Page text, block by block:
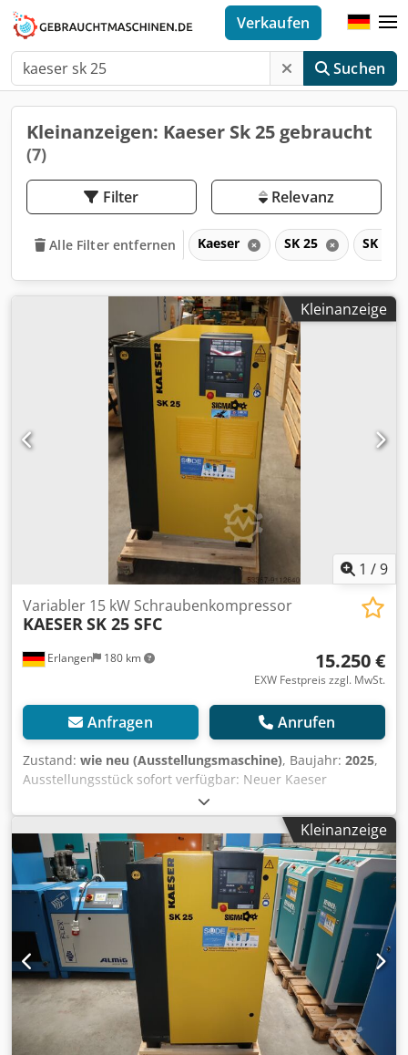
Suchen
Verkaufen
Kleinanzeigen: Kaeser Sk 25 gebraucht
(7)
Filter Relevanz
Alle Filter entfernen Kaeser SK 25 SK
Kleinanzeige
1 /9
Erlangen 180 km
Variabler 15 kW Schraubenkompressor
KAESERSK 25 SFC
15.250 €
EXW Festpreis zzgl. MwSt.
Anfragen Anrufen
Zustand: wie neu (Ausstellungsmaschine), Baujahr: 2025,
Ausstellungsstück sofort verfügbar: Neuer Kaeser
frequenzgeregelter SK 25 SFC - 10 bar
Schraubenkompressor Druck: 10 bar Nennleistung: 15 kW
Liefermenge: 0,84 bis 2,25 m³/min Schallpegel: 68 dB(A)
Druckluftausgang: 1" Abmessungen Länge x Breite x Höhe:
750 x 895 x 1260 mm Gewicht: 337 kg Betriebsstunden: 1,5
Bh Für Neumaschinen bequeme Leasing über unsere
Hausbank möglich. Besuchen Sie unser Ladengeschäft. Wir
haben immer eine große Auswahl an neuen und
gebrauchten Kompressoren auf Lager! Crsdpok Adcajfx Af
Hef
Kleinanzeige